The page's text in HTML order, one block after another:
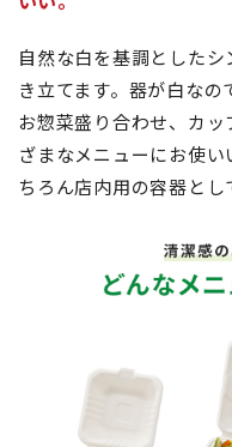
自然な白を基調とした
き立てます。器が白な
お惣菜盛り合わせ、カ
ざまなメニューにお使
ちろん店内用の容器とし